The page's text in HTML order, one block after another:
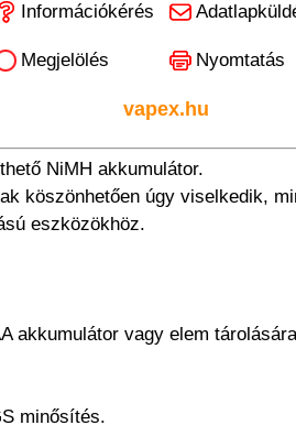
Információkérés
Megjelölés Nyomtatás
vapex.hu
NiMH akkumulátor.
köszönhetően úgy viselkedik,
eszközökhöz.
akkumulátor vagy elem
minősítés.